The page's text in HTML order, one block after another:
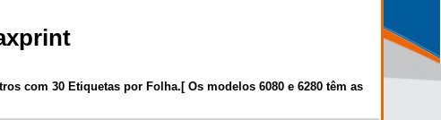
com 30 Etiquetas por Folha.[ Os modelos 6080 e 6280 têm as